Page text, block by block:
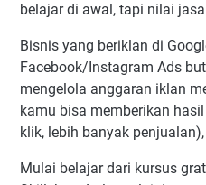
belajar di awal, tapi nilai
Bisnis yang beriklan di
Facebook/Instagram Ads
mengelola anggaran iklan
kamu bisa memberikan
klik, lebih banyak
Mulai belajar dari kursus